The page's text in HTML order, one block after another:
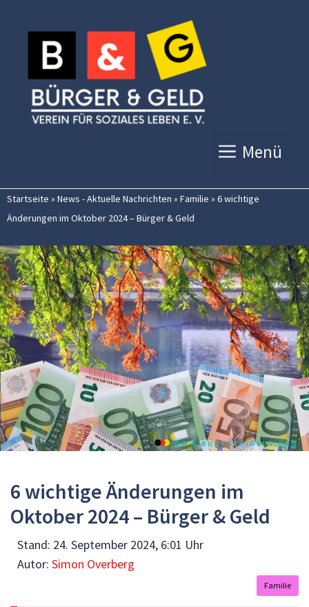
Inhalt
springen
Menü
Startseite » News - Aktuelle Nachrichten » Familie » 6 wichtige
Änderungen im Oktober 2024 – Bürger & Geld
6 wichtige Änderungen im
Oktober 2024 – Bürger & Geld
Stand: 24. September 2024, 6:01 Uhr
Autor: Simon Overberg
Familie